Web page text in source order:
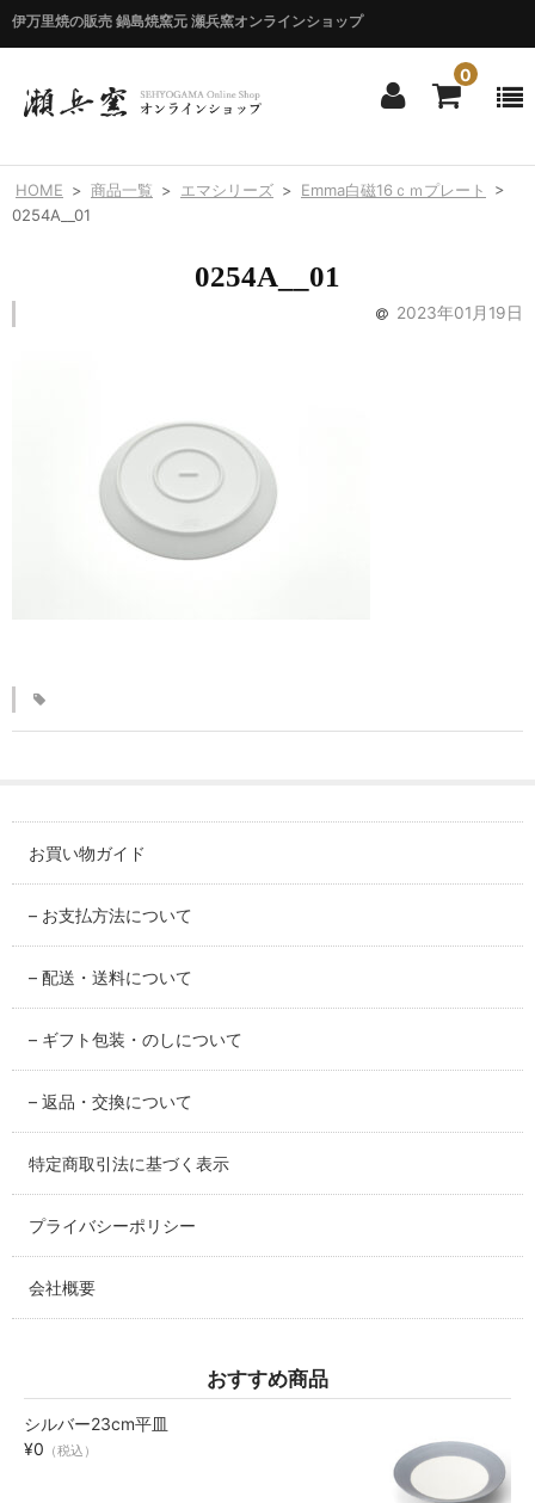
伊万里焼の販売 鍋島焼窯元 瀬兵窯オンラインショップ
0
ホーム
HOME
エマシリーズ
錦花唐草シリーズ
KINKAKARAKUSA
銀彩シリーズ
SILVER
STRAWBERRY
錆ネズシリーズ
SABINEZU
花びらシリーズ
PETAL
染錦葡萄シリーズ
MAGNIFIER
HOME > 商品一覧 > エマシリーズ > Emma白磁16ｃｍプレート
>
0254A__01
0254A__01
2023年01月19日
お買い物ガイド
– お支払方法について
– 配送・送料について
– ギフト包装・のしについて
– 返品・交換について
特定商取引法に基づく表示
プライバシーポリシー
会社概要
おすすめ商品
シルバー23cm平皿
¥0 （税込）